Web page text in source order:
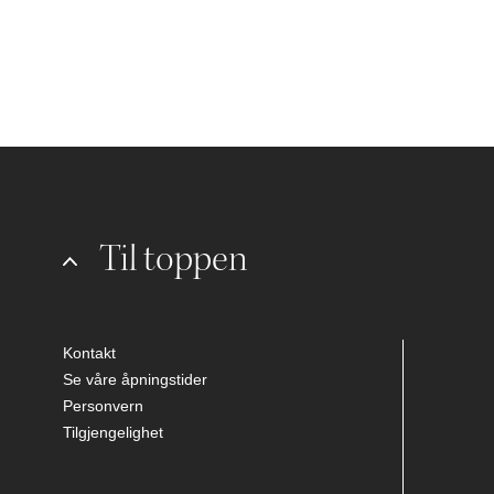
Til toppen
Kontakt
Se våre åpningstider
Personvern
Tilgjengelighet